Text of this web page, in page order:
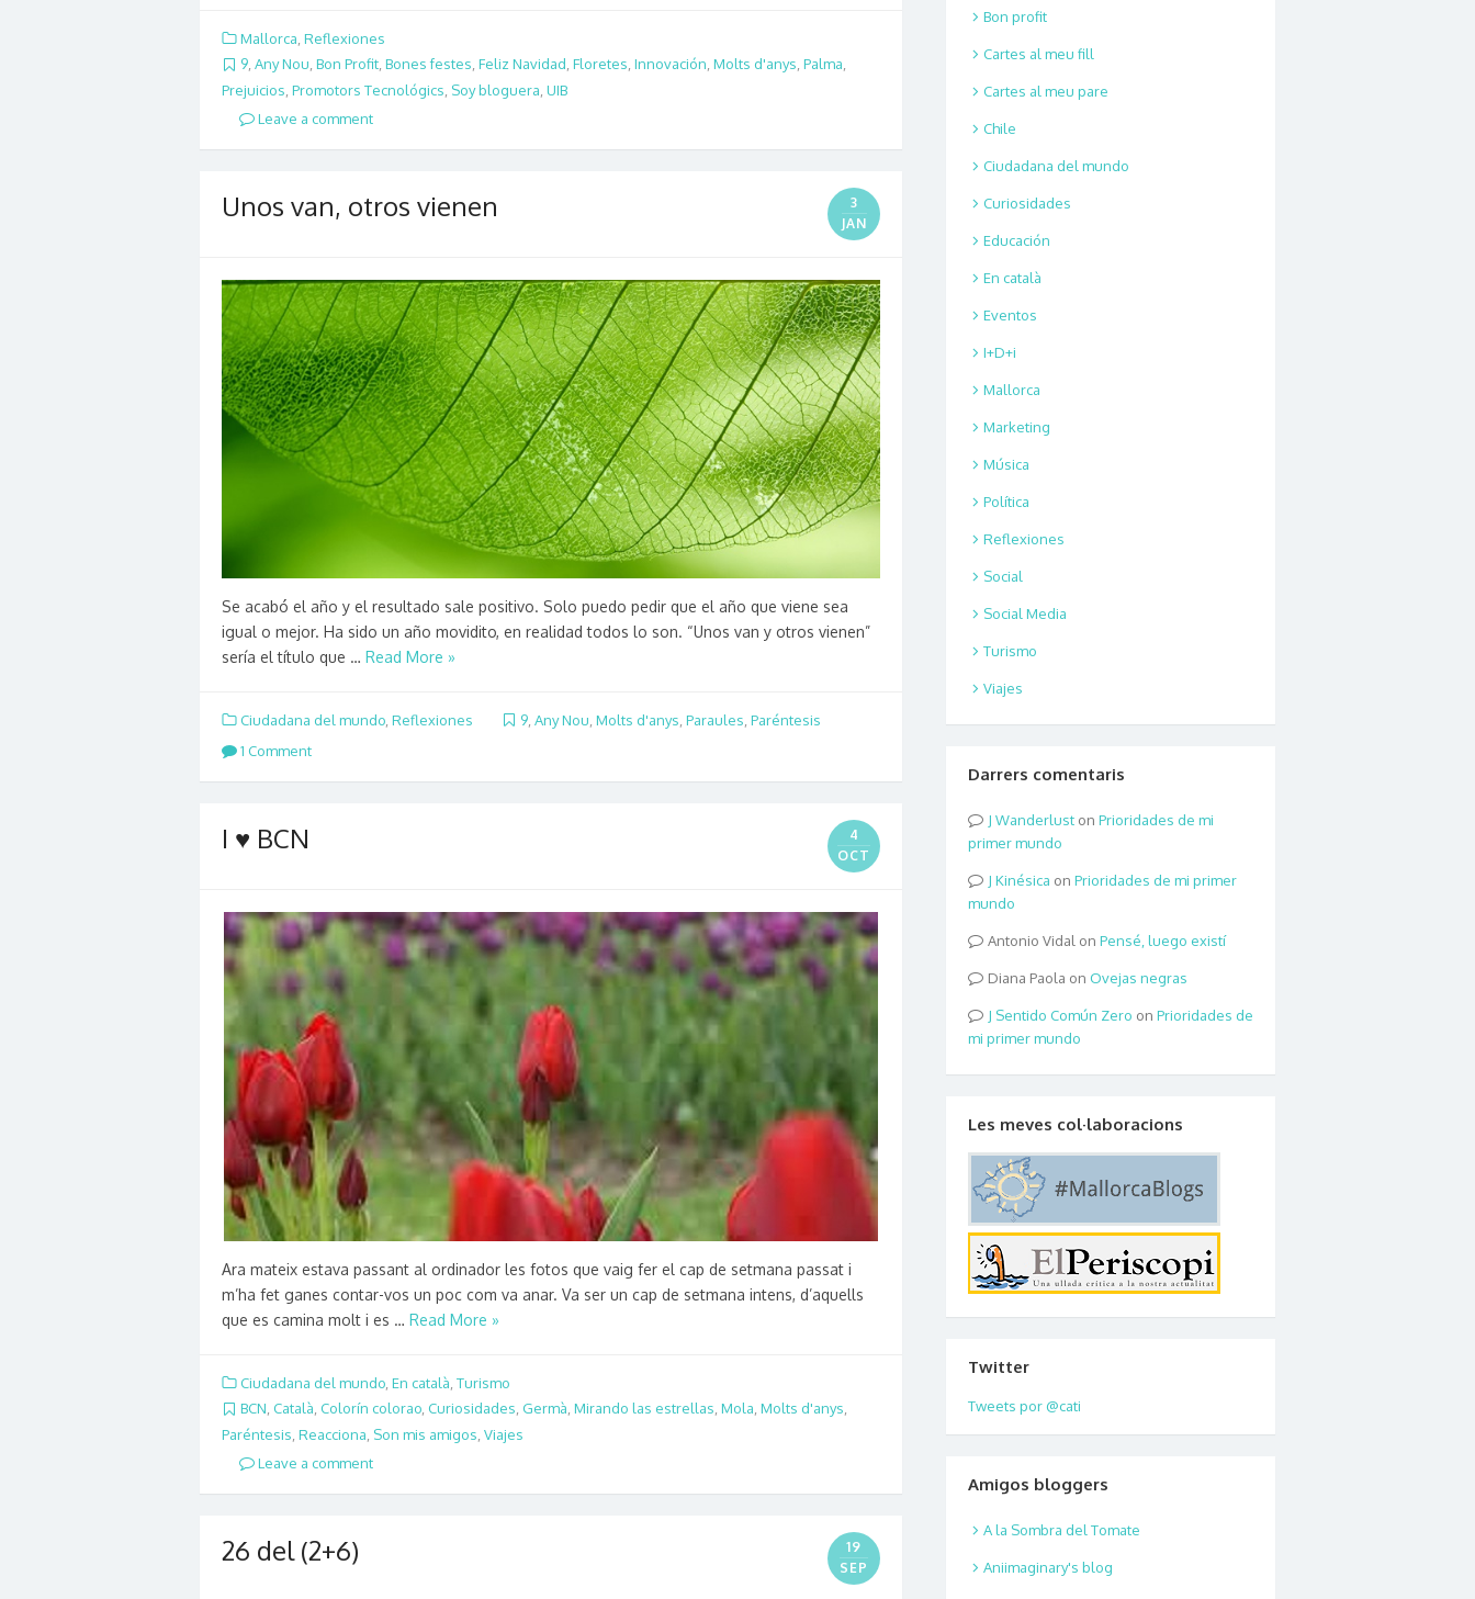
Mallorca Reflexiones
9, Any Nou, Bon Profit, Bones festes, Feliz Navidad, Floretes, Innovación, Molts d'anys, Palma,
Prejuicios Promotors Tecnológics Soy bloguera UIB
Leave a comment
Unos van, otros vienen
3
JAN
Se acabó el año y el resultado sale positivo. Solo puedo pedir que el año que viene sea
igual o mejor. Ha sido un año movidito, en realidad todos lo son. “Unos van y otros vienen”
sería el título que … Read More »
Ciudadana del mundo Reflexiones 9, Any Nou Molts d'anys Paraules Paréntesis
1 Comment
I ♥ BCN
4
OCT
Ara mateix estava passant al ordinador les fotos que vaig fer el cap de setmana passat i
m’ha fet ganes contar-vos un poc com va anar. Va ser un cap de setmana intens, d’aquells
que es camina molt i es … Read More »
Ciudadana del mundo En català Turismo
BCN, Català, Colorín colorao, Curiosidades, Germà, Mirando las estrellas, Mola, Molts d'anys,
Paréntesis Reacciona Son mis amigos Viajes
Leave a comment
26 del (2+6)
19
SEP
Bon profit
Cartes al meu fill
Cartes al meu pare
Chile
Ciudadana del mundo
Curiosidades
Educación
En català
Eventos
I+D+i
Mallorca
Marketing
Música
Política
Reflexiones
Social
Social Media
Turismo
Viajes
Darrers comentaris
Wanderluston Prioridades de mi
primer mundo
Kinésica on Prioridades de mi primer
mundo
Antonio Vidal on Pensé, luego existí
Diana Paola on Ovejas negras
Sentido Común Zero on Prioridades de
mi primer mundo
Les meves col·laboracions
Twitter
Tweets por @cati
Amigos bloggers
A la Sombra del Tomate
Aniimaginary's blog